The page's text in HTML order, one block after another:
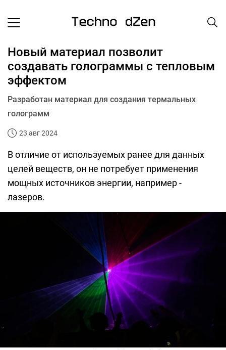
Новый материал позволит
создавать голограммы с тепловым
эффектом
Разработан материал для создания термальных
голограмм
23 авг 2024
В отличие от используемых ранее для данных
целей веществ, он не потребует применения
мощных источников энергии, например -
лазеров.